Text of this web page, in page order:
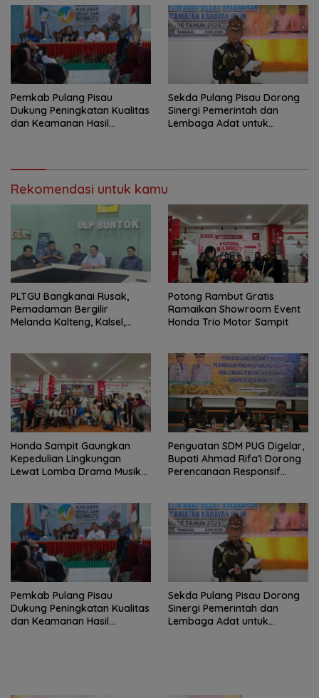
Pemkab Pulang Pisau
Dukung Peningkatan Kualitas
dan Keamanan Hasil
Sekda Pulang Pisau Dorong
Sinergi Pemerintah dan
Lembaga Adat untuk
Rekomendasi untuk kamu
PLTGU Bangkanai Rusak,
Pemadaman Bergilir
Melanda Kalteng, Kalsel,
Potong Rambut Gratis
Ramaikan Showroom Event
Honda Trio Motor Sampit
Honda Sampit Gaungkan
Kepedulian Lingkungan
Lewat Lomba Drama Musikal
Penguatan SDM PUG Digelar,
Bupati Ahmad Rifa’i Dorong
Perencanaan Responsif
Pemkab Pulang Pisau
Dukung Peningkatan Kualitas
dan Keamanan Hasil
Sekda Pulang Pisau Dorong
Sinergi Pemerintah dan
Lembaga Adat untuk